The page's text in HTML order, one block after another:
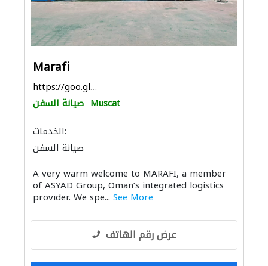
Marafi
https://goo.gl/maps/8Mjp818GwEkoHZfh8
صيانة السفن Muscat
الخدمات:
صيانة السفن
A very warm welcome to MARAFI, a member
of ASYAD Group, Oman’s integrated logistics
provider. We spe... See More
عرض رقم الهاتف